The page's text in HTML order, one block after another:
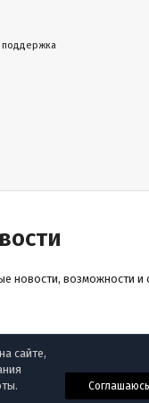
новости, возможности и
сайте,
Соглашаюсь